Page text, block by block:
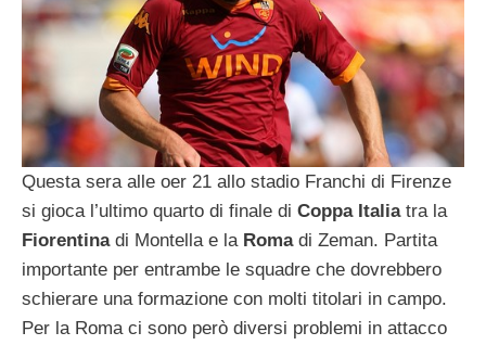
Questa sera alle oer 21 allo stadio Franchi di Firenze
si gioca l’ultimo quarto di finale di Coppa Italiatra la
Fiorentinadi Montella e la Romadi Zeman. Partita
importante per entrambe le squadre che dovrebbero
schierare una formazione con molti titolari in campo.
Per la Roma ci sono però diversi problemi in attacco